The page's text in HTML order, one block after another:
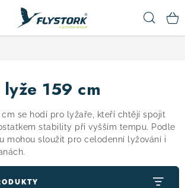
159 cm
cm se hodí pro lyžaře, kteří chtějí spojit
stability při vyšším tempu. Podle
mohou sloužit pro celodenní lyžování i